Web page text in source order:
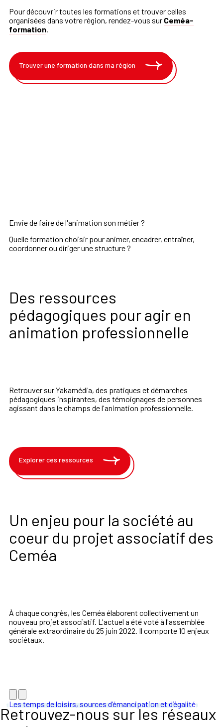
Pour découvrir toutes les formations et trouver celles
organisées dans votre région, rendez-vous sur Ceméa-
formation.
Trouver une formation dans ma région
Envie de faire de l'animation son métier ?
Quelle formation choisir pour animer, encadrer, entraîner,
coordonner ou diriger une structure ?
Des ressources
pédagogiques pour agir en
animation professionnelle
Retrouver sur Yakamédia, des pratiques et démarches
pédagogiques inspirantes, des témoignages de personnes
agissant dans le champs de l'animation professionnelle.
Explorer ces ressources
Un enjeu pour la société au
coeur du projet associatif des
Ceméa
À chaque congrès, les Ceméa élaborent collectivement un
nouveau projet associatif. L'actuel a été voté à l'assemblée
générale extraordinaire du 25 juin 2022. Il comporte 10 enjeux
sociétaux.
Les temps de loisirs, sources d’émancipation et d’égalité
Retrouvez-nous sur les réseaux